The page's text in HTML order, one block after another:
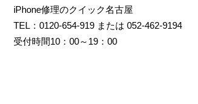
iPhone修理のクイック名古屋
TEL：0120-654-919 または 052-462-9194
受付時間10：00～19：00